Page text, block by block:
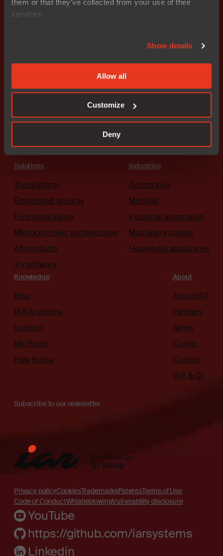
them or that they’ve collected from your use of their
services.
Show details
Allow all
Customize
Deny
Our worldwide sales team is
Connect with an expert
Solutions
The platform
Embedded security
Functional safety
Microcontroller architectures
All products
Try software
Industries
Automotive
Medical
Industrial automation
Machinery control
Household appliances
Knowledge
Blog
IAR Academy
Support
My Pages
How to buy
About
About IAR
Partners
News
Career
Contact
IAR & Qt
Subscribe to our newsletter
Privacy policyCookiesTrademarksPatentsTerms of Use
Code of ConductWhistleblowingVulnerability disclosure
YouTube
https://github.com/iarsystems
Linkedin